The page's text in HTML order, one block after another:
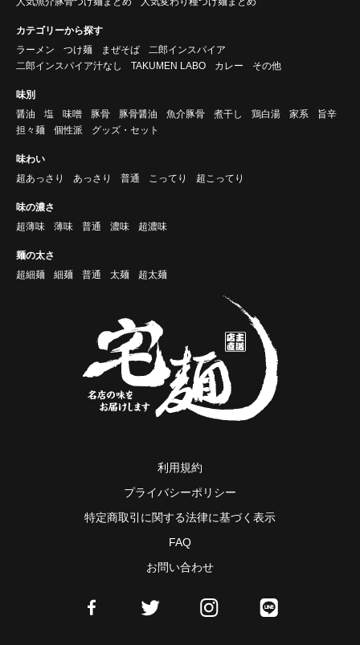
カテゴリーから探す
ラーメン
つけ麺 まぜそば
二郎インスパイア
二郎インスパイア汁なし
TAKUMEN LABO カレー その他
味別
醤油
塩 味噌 豚骨 豚骨醤油 魚介豚骨 煮干し 鶏白湯 家系
旨辛
担々麺
個性派 グッズ・セット
味わい
超あっさり
あっさり 普通 こってり 超こってり
味の濃さ
超薄味
薄味 普通 濃味 超濃味
麺の太さ
超細麺
細麺 普通 太麺 超太麺
利用規約
プライバシーポリシー
特定商取引に関する法律に基づく表示
FAQ
お問い合わせ